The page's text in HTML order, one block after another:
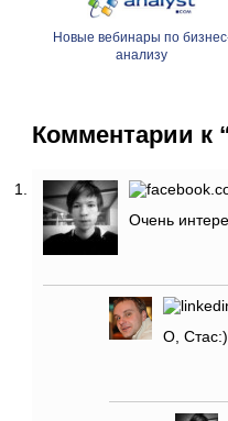
Новые вебинары по
анализу
Комментарии к
Очень
О,